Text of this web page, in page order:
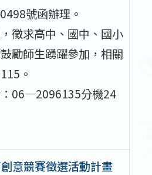
號函辦理。
徵求高中、國中、國小
勵師生踴躍參加，相關
。
：06—2096135分機24
意競賽徵選活動計畫